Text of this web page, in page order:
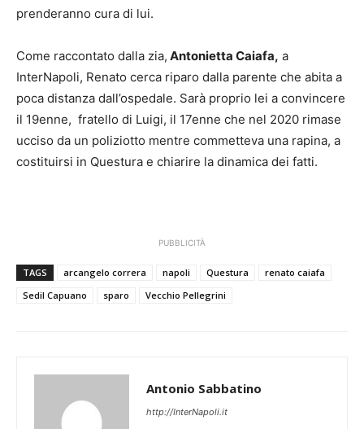
prenderanno cura di lui.
Come raccontato dalla zia, Antonietta Caiafa, a
InterNapoli, Renato cerca riparo dalla parente che abita a
poca distanza dall’ospedale. Sarà proprio lei a convincere
il 19enne, fratello di Luigi, il 17enne che nel 2020 rimase
ucciso da un poliziotto mentre commetteva una rapina, a
costituirsi in Questura e chiarire la dinamica dei fatti.
PUBBLICITÀ
TAGS arcangelo correra napoli Questura
renato caiafa
Sedil Capuano
sparo Vecchio Pellegrini
Antonio Sabbatino
http://InterNapoli.it